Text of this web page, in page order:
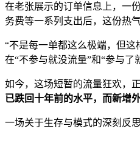
在老张展示的订单信息上，一
务费等一系列支出后，这份热
“不是每一单都这么极端，但
在“不参与就没流量”和“参与了
如今，这场短暂的流量狂欢，
已跌回十年前的水平，而新增
一场关于生存与模式的深刻反